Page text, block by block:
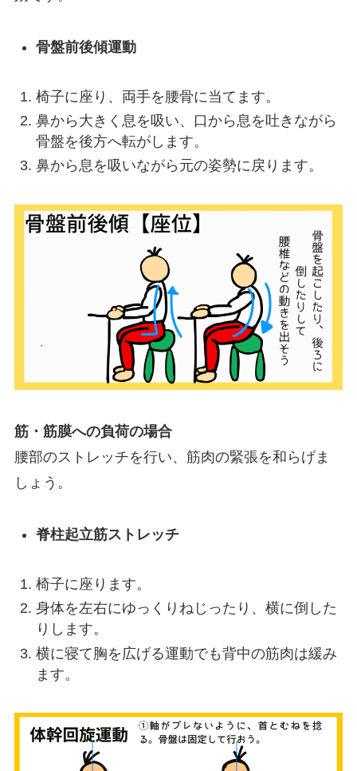
骨盤前後傾運動
椅子に座り、両手を腰骨に当てます。
鼻から大きく息を吸い、口から息を吐きながら
骨盤を後方へ転がします。
鼻から息を吸いながら元の姿勢に戻ります。
筋・筋膜への負荷の場合
腰部のストレッチを行い、筋肉の緊張を和らげま
しょう。
脊柱起立筋ストレッチ
椅子に座ります。
身体を左右にゆっくりねじったり、横に倒した
りします。
横に寝て胸を広げる運動でも背中の筋肉は緩み
ます。